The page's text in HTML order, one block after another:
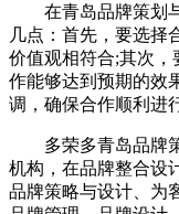
在青岛品牌策划与
几点：首先，要选择
价值观相符合;其次
作能够达到预期的效
调，确保合作顺利进
多荣多青岛品牌策
机构，在品牌整合设
品牌策略与设计、为